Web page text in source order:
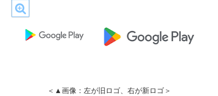
＜▲画像：左が旧ロゴ、右が新ロゴ＞